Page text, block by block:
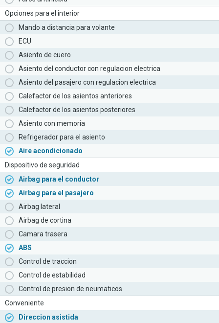
Opciones para el interior
Mando a distancia para volante
ECU
Asiento de cuero
Asiento del conductor con regulacion electrica
Asiento del pasajero con regulacion electrica
Calefactor de los asientos anteriores
Calefactor de los asientos posteriores
Asiento con memoria
Refrigerador para el asiento
Aire acondicionado
Dispositivo de seguridad
Airbag para el conductor
Airbag para el pasajero
Airbag lateral
Airbag de cortina
Camara trasera
ABS
Control de traccion
Control de estabilidad
Control de presion de neumaticos
Conveniente
Direccion asistida